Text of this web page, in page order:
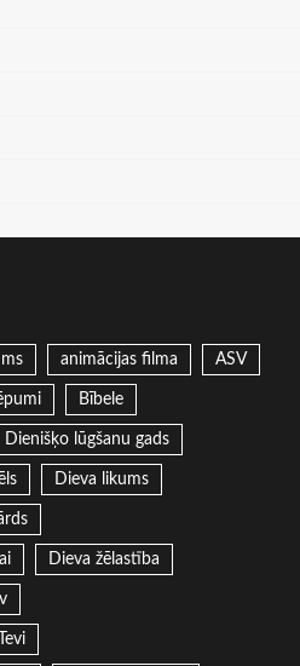
animācijas filma ASV
Bībele
Dienišķo lūgšanu gads
Dieva likums
Dieva žēlastība